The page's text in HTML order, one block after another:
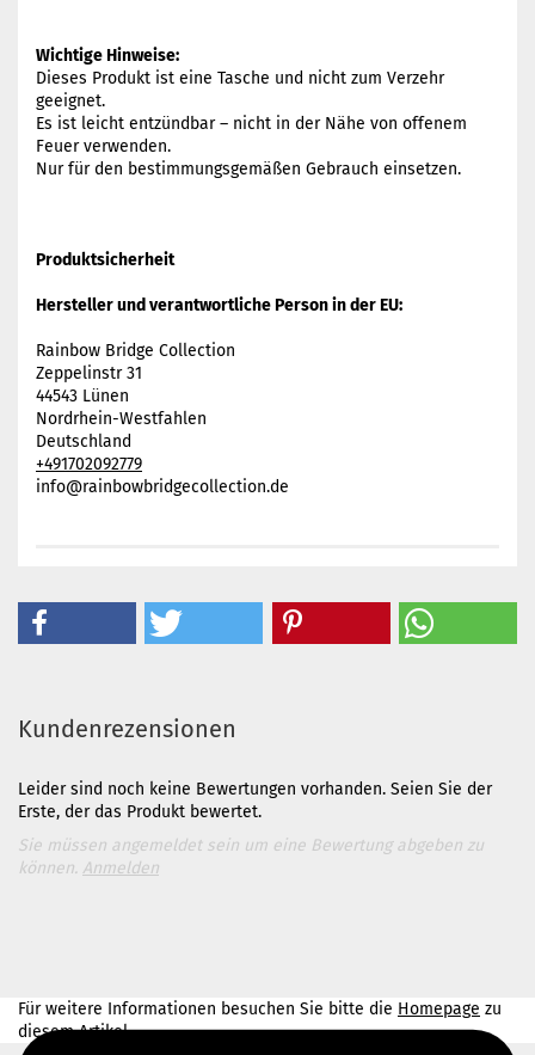
Wichtige Hinweise:
Dieses Produkt ist eine Tasche und nicht zum Verzehr
geeignet.
Es ist leicht entzündbar – nicht in der Nähe von offenem
Feuer verwenden.
Nur für den bestimmungsgemäßen Gebrauch einsetzen.
Produktsicherheit
Hersteller und verantwortliche Person in der EU:
Rainbow Bridge Collection
Zeppelinstr 31
44543 Lünen
Nordrhein-Westfahlen
Deutschland
+491702092779
info@rainbowbridgecollection.de
Kundenrezensionen
Leider sind noch keine Bewertungen vorhanden. Seien Sie der
Erste, der das Produkt bewertet.
Sie müssen angemeldet sein um eine Bewertung abgeben zu
können. Anmelden
Für weitere Informationen besuchen Sie bitte die Homepage zu
diesem Artikel.